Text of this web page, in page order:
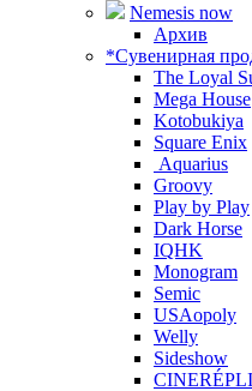
Nemesis now
Архив
*Сувенирная
The Loyal
Mega House
Kotobukiya
Square Enix
Aquarius
Groovy
Play by Play
Dark Horse
IQHK
Monogram
Semic
USAopoly
Welly
Sideshow